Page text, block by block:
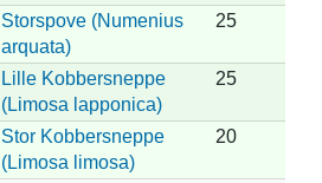
Storspove (Numenius
arquata)
25
Lille Kobbersneppe
(Limosa lapponica)
25
Stor Kobbersneppe
(Limosa limosa)
20